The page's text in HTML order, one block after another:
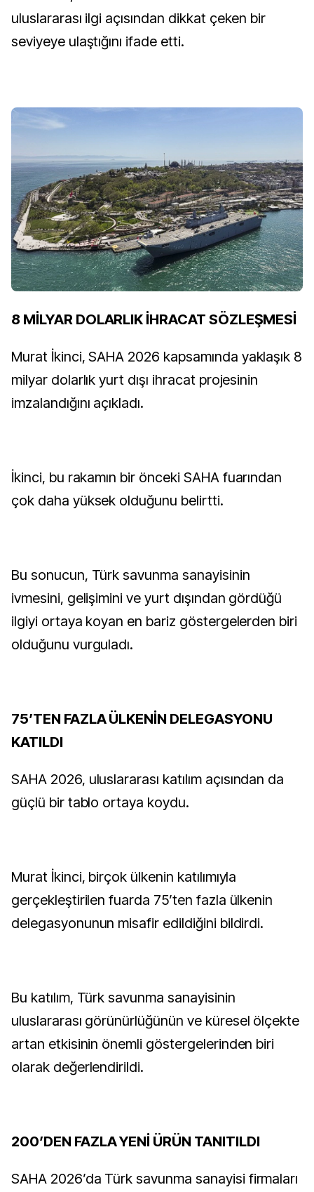
uluslararası ilgi açısından dikkat çeken bir
seviyeye ulaştığını ifade etti.
8 MİLYAR DOLARLIK İHRACAT SÖZLEŞMESİ
Murat İkinci, SAHA 2026 kapsamında yaklaşık 8
milyar dolarlık yurt dışı ihracat projesinin
imzalandığını açıkladı.
İkinci, bu rakamın bir önceki SAHA fuarından
çok daha yüksek olduğunu belirtti.
Bu sonucun, Türk savunma sanayisinin
ivmesini, gelişimini ve yurt dışından gördüğü
ilgiyi ortaya koyan en bariz göstergelerden biri
olduğunu vurguladı.
75’TEN FAZLA ÜLKENİN DELEGASYONU
KATILDI
SAHA 2026, uluslararası katılım açısından da
güçlü bir tablo ortaya koydu.
Murat İkinci, birçok ülkenin katılımıyla
gerçekleştirilen fuarda 75’ten fazla ülkenin
delegasyonunun misafir edildiğini bildirdi.
Bu katılım, Türk savunma sanayisinin
uluslararası görünürlüğünün ve küresel ölçekte
artan etkisinin önemli göstergelerinden biri
olarak değerlendirildi.
200’DEN FAZLA YENİ ÜRÜN TANITILDI
SAHA 2026’da Türk savunma sanayisi firmaları